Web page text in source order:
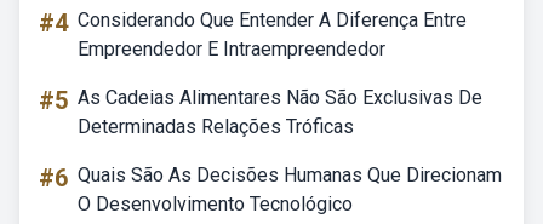
#4 Considerando Que Entender A Diferença Entre
Empreendedor E Intraempreendedor
#5 As Cadeias Alimentares Não São Exclusivas De
Determinadas Relações Tróficas
#6 Quais São As Decisões Humanas Que Direcionam
O Desenvolvimento Tecnológico